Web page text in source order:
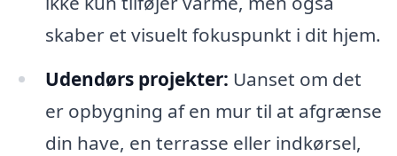
skaber et visuelt fokuspunkt i dit hjem.
Udendørs projekter: Uanset om det
er opbygning af en mur til at afgrænse
din have, en terrasse eller indkørsel,